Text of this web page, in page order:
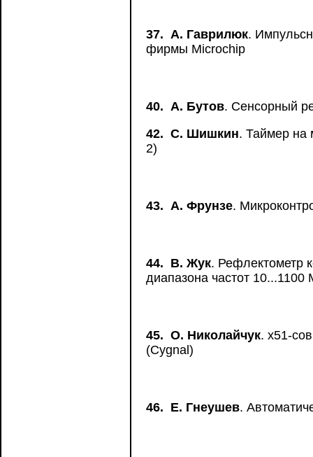
37. А. Гаврилюк.
фирмы Microchip
40. А. Бутов. Сенсорный
42. С. Шишкин. Таймер на
2)
43. А. Фрунзе.
44. В. Жук. Рефлектометр
диапазона частот 10...1100
45. О. Николайчук. х51-
(Cygnal)
46. Е. Гнеушев.